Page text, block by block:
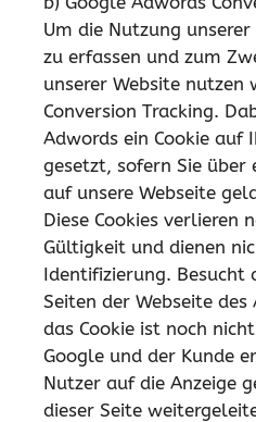
Um die Nutzung
zu erfassen und zum
unserer Website nutzen
Conversion Tracking.
Adwords ein Cookie auf
gesetzt, sofern Sie über
auf unsere Webseite
Diese Cookies verlieren
Gültigkeit und dienen
Identifizierung. Besucht
Seiten der Webseite
das Cookie ist noch
Google und der Kunde
Nutzer auf die Anzeige
dieser Seite